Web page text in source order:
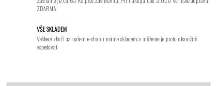
ZDARMA.
VŠE SKLADEM
Veškeré zboží na našem e-shopu máme skladem a můžeme je proto okamžitě
expedovat.